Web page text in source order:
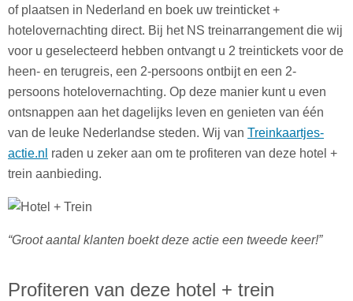
of plaatsen in Nederland en boek uw treinticket +
hotelovernachting direct. Bij het NS treinarrangement die wij
voor u geselecteerd hebben ontvangt u 2 treintickets voor de
heen- en terugreis, een 2-persoons ontbijt en een 2-
persoons hotelovernachting. Op deze manier kunt u even
ontsnappen aan het dagelijks leven en genieten van één
van de leuke Nederlandse steden. Wij van Treinkaartjes-
actie.nl raden u zeker aan om te profiteren van deze hotel +
trein aanbieding.
“Groot aantal klanten boekt deze actie een tweede keer!”
Profiteren van deze hotel + trein